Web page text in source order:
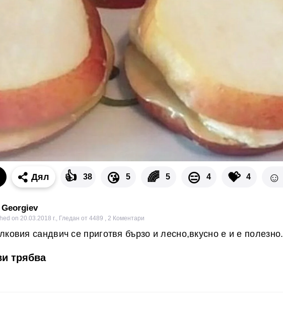
Дял 👍 38 😘 5 🌈 5 😑 4 💝 4 ☺
Georgiev
on 20.03.2018 г., Гледан от 4489 , 2 Коментари
сандвич се приготвя бързо и лесно,вкусно е и е полезно.
трябва